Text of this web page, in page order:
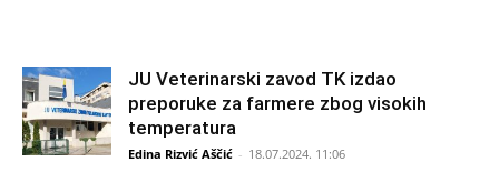
JU Veterinarski zavod TK izdao
preporuke za farmere zbog visokih
temperatura
Edina Rizvić Aščić - 18.07.2024. 11:06